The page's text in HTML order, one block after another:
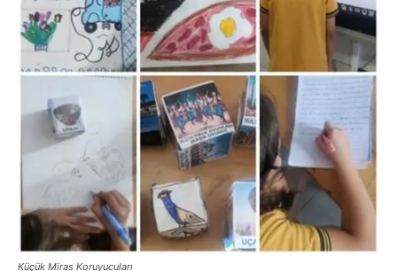
Küçük Miras Koruyucuları